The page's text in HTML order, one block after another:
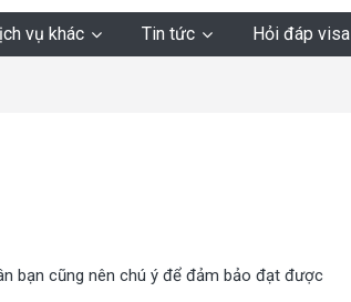
vụ khác Tin tức Hỏi đáp visa
bạn cũng nên chú ý để đảm bảo đạt được